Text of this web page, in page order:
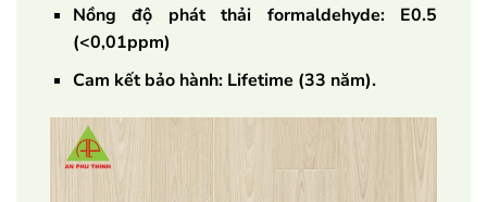
Nồng độ phát thải formaldehyde: E0.5
(<0,01ppm)
Cam kết bảo hành: Lifetime (33 năm).